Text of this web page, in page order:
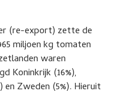
(re-export) zette de
miljoen kg tomaten
waren
Koninkrijk (16%),
en Zweden (5%). Hieruit